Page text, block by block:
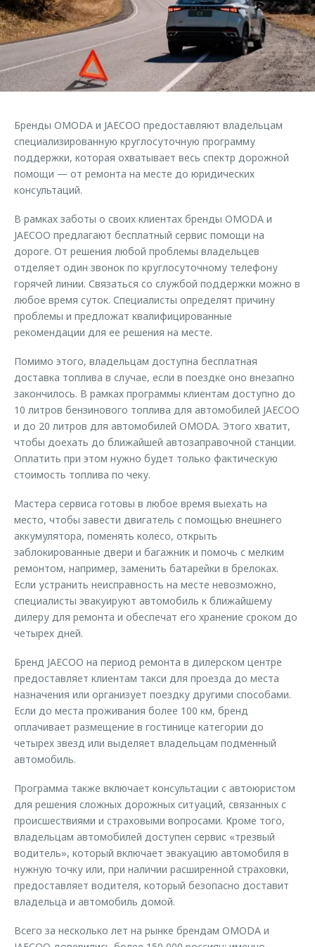
Страхование
Кредитный калькулятор
Аксессуары
Одежда и сувениры
Запчасти
Трейд-ин
Калькулятор трейд-ин
Руководства по эксплуатации
Клиентская поддержка
O&J Автоклуб
Клуб владельцев OMODA
Аксессуары
Одежда и сувениры
Оригинальные аксессуары
Обратная связь
Бренды OMODA и JAECOO предоставляют владельцам
специализированную круглосуточную программу
поддержки, которая охватывает весь спектр дорожной
помощи — от ремонта на месте до юридических
консультаций.
В рамках заботы о своих клиентах бренды OMODA и
JAECOO предлагают бесплатный сервис помощи на
дороге. От решения любой проблемы владельцев
отделяет один звонок по круглосуточному телефону
горячей линии. Связаться со службой поддержки можно в
любое время суток. Специалисты определят причину
проблемы и предложат квалифицированные
рекомендации для ее решения на месте.
Помимо этого, владельцам доступна бесплатная
доставка топлива в случае, если в поездке оно внезапно
закончилось. В рамках программы клиентам доступно до
10 литров бензинового топлива для автомобилей JAECOO
и до 20 литров для автомобилей OMODA. Этого хватит,
чтобы доехать до ближайшей автозаправочной станции.
Оплатить при этом нужно будет только фактическую
стоимость топлива по чеку.
Мастера сервиса готовы в любое время выехать на
место, чтобы завести двигатель с помощью внешнего
аккумулятора, поменять колесо, открыть
заблокированные двери и багажник и помочь с мелким
ремонтом, например, заменить батарейки в брелоках.
Если устранить неисправность на месте невозможно,
специалисты эвакуируют автомобиль к ближайшему
дилеру для ремонта и обеспечат его хранение сроком до
четырех дней.
Бренд JAECOO на период ремонта в дилерском центре
предоставляет клиентам такси для проезда до места
назначения или организует поездку другими способами.
Если до места проживания более 100 км, бренд
оплачивает размещение в гостинице категории до
четырех звезд или выделяет владельцам подменный
автомобиль.
Программа также включает консультации с автоюристом
для решения сложных дорожных ситуаций, связанных с
происшествиями и страховыми вопросами. Кроме того,
владельцам автомобилей доступен сервис «трезвый
водитель», который включает эвакуацию автомобиля в
нужную точку или, при наличии расширенной страховки,
предоставляет водителя, который безопасно доставит
владельца и автомобиль домой.
Всего за несколько лет на рынке брендам OMODA и